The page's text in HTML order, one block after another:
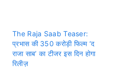
The Raja Saab Teaser:
प्रभास की 350 करोड़ी फिल्म ‘द
राजा साब’ का टीजर इस दिन होगा
रिलीज़